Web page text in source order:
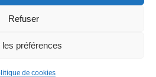
Refuser
les préférences
de cookies
DE CONFIDENTIALITÉ